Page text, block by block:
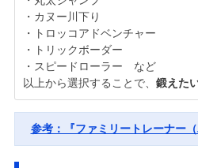
・カヌー川下り
・トロッコアドベンチャー
・トリックボーダー
・スピードローラー など
以上から選択することで、 鍛えた
参考：『ファミリートレーナー